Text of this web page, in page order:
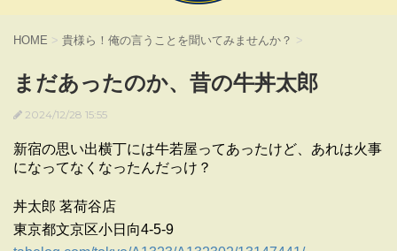
HOME > 貴様ら！俺の言うことを聞いてみませんか？ >
まだあったのか、昔の牛丼太郎
2024/12/28 15:55
新宿の思い出横丁には牛若屋ってあったけど、あれは火事
になってなくなったんだっけ？
丼太郎 茗荷谷店
東京都文京区小日向4-5-9